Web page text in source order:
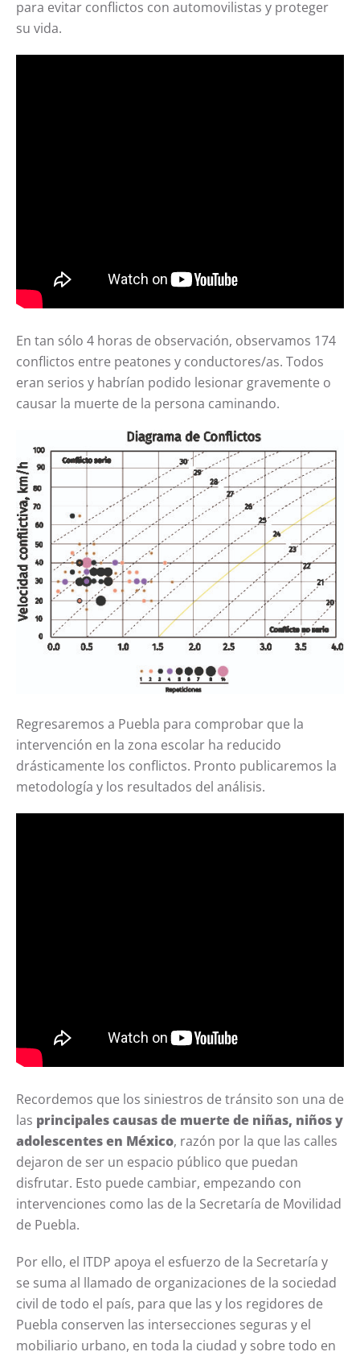
para evitar conflictos con automovilistas y proteger
su vida.
En tan sólo 4 horas de observación, observamos 174
conflictos entre peatones y conductores/as. Todos
eran serios y habrían podido lesionar gravemente o
causar la muerte de la persona caminando.
Regresaremos a Puebla para comprobar que la
intervención en la zona escolar ha reducido
drásticamente los conflictos. Pronto publicaremos la
metodología y los resultados del análisis.
Recordemos que los siniestros de tránsito son una de
las principales causas de muerte de niñas, niños y
adolescentes en México, razón por la que las calles
dejaron de ser un espacio público que puedan
disfrutar. Esto puede cambiar, empezando con
intervenciones como las de la Secretaría de Movilidad
de Puebla.
Por ello, el ITDP apoya el esfuerzo de la Secretaría y
se suma al llamado de organizaciones de la sociedad
civil de todo el país, para que las y los regidores de
Puebla conserven las intersecciones seguras y el
mobiliario urbano, en toda la ciudad y sobre todo en